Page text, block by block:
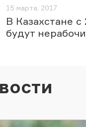
15 марта, 2017
В Казахстане
будут